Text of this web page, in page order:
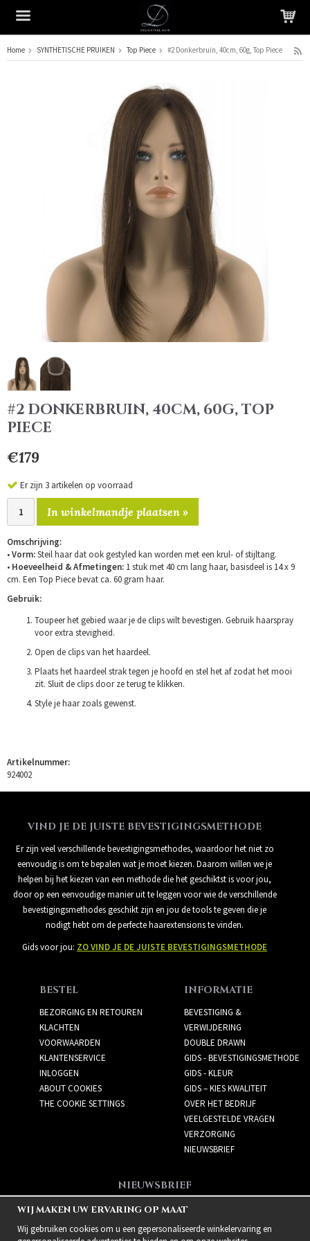
Het product is in je winkelmandje geplaatst
Home SYNTHETISCHE PRUIKEN Top Piece #2 Donkerbruin, 40cm, 60g, Top Piece
#2 DONKERBRUIN, 40CM, 60G, TOP
PIECE
€179
Er zijn 3 artikelen op voorraad
In winkelmandje plaatsen »
Omschrijving:
•Vorm:Steil haar dat ook gestyled kan worden met een krul- of stijltang.
• Hoeveelheid & Afmetingen: 1 stuk met 40 cm lang haar, basisdeel is 14 x 9
cm. Een Top Piece bevat ca. 60 gram haar.
Gebruik:
Toupeer het gebied waar je de clips wilt bevestigen. Gebruik haarspray
voor extra stevigheid.
Open de clips van het haardeel.
Plaats het haardeel strak tegen je hoofd en stel het af zodat het mooi
zit. Sluit de clips door ze terug te klikken.
Style je haar zoals gewenst.
Artikelnummer:
924002
VIND JE DE JUISTE BEVESTIGINGSMETHODE
Er zijn veel verschillende bevestigingsmethodes, waardoor het niet zo
eenvoudig is om te bepalen wat je moet kiezen. Daarom willen we je
helpen bij het kiezen van een methode die het geschiktst is voor jou,
door op een eenvoudige manier uit te leggen voor wie de verschillende
bevestigingsmethodes geschikt zijn en jou de tools te geven die je
nodigt hebt om de perfecte haarextensions te vinden.
Gids voor jou: ZO VIND JE DE JUISTE BEVESTIGINGSMETHODE
BESTEL
BEZORGING EN RETOUREN
KLACHTEN
VOORWAARDEN
KLANTENSERVICE
INLOGGEN
ABOUT COOKIES
THE COOKIE SETTINGS
INFORMATIE
BEVESTIGING &
VERWIJDERING
DOUBLE DRAWN
GIDS - BEVESTIGINGSMETHODE
GIDS - KLEUR
GIDS – KIES KWALITEIT
OVER HET BEDRIJF
VEELGESTELDE VRAGEN
VERZORGING
NIEUWSBRIEF
NIEUWSBRIEF
Meld je aan voor de
nieuwsbrief!
WIJ MAKEN UW ERVARING OP MAAT
Wij gebruiken cookies om u een gepersonaliseerde winkelervaring en